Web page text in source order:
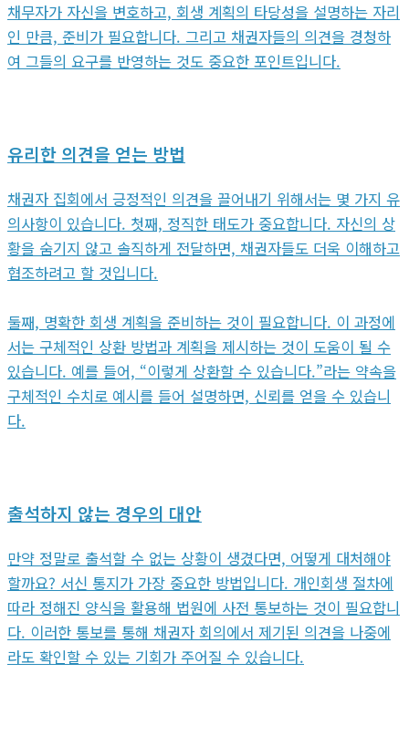
채무자가 자신을 변호하고, 회생 계획의 타당성을 설명하는 자리
인 만큼, 준비가 필요합니다. 그리고 채권자들의 의견을 경청하
여 그들의 요구를 반영하는 것도 중요한 포인트입니다.
유리한 의견을 얻는 방법
채권자 집회에서 긍정적인 의견을 끌어내기 위해서는 몇 가지 유
의사항이 있습니다. 첫째, 정직한 태도가 중요합니다. 자신의 상
황을 숨기지 않고 솔직하게 전달하면, 채권자들도 더욱 이해하고
협조하려고 할 것입니다.
둘째, 명확한 회생 계획을 준비하는 것이 필요합니다. 이 과정에
서는 구체적인 상환 방법과 계획을 제시하는 것이 도움이 될 수
있습니다. 예를 들어, “이렇게 상환할 수 있습니다.”라는 약속을
구체적인 수치로 예시를 들어 설명하면, 신뢰를 얻을 수 있습니
다.
출석하지 않는 경우의 대안
만약 정말로 출석할 수 없는 상황이 생겼다면, 어떻게 대처해야
할까요? 서신 통지가 가장 중요한 방법입니다. 개인회생 절차에
따라 정해진 양식을 활용해 법원에 사전 통보하는 것이 필요합니
다. 이러한 통보를 통해 채권자 회의에서 제기된 의견을 나중에
라도 확인할 수 있는 기회가 주어질 수 있습니다.